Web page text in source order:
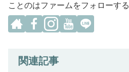
ことのはファームをフォローする
関連記事